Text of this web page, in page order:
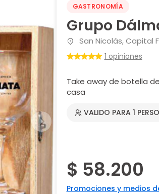
GASTRONOMÍA
Grupo
San Nicolás, Capital
1 opiniones
Take away de botella
casa
VALIDO PARA 1
$ 58.200
Promociones y medios